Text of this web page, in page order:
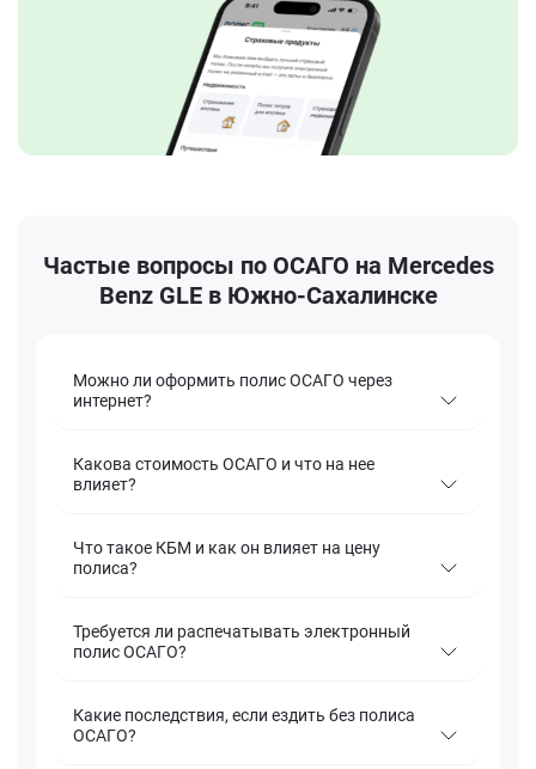
Частые вопросы по ОСАГО на Mercedes
Benz GLE в Южно-Сахалинске
Можно ли оформить полис ОСАГО через
интернет?
Какова стоимость ОСАГО и что на нее
влияет?
Что такое КБМ и как он влияет на цену
полиса?
Требуется ли распечатывать электронный
полис ОСАГО?
Какие последствия, если ездить без полиса
ОСАГО?